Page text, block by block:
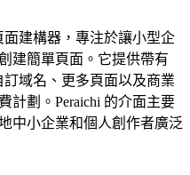
面建構器，專注於讓小型企
建簡單頁面。它提供帶有
訂域名、更多頁面以及商業
計劃。Peraichi 的介面主要
中小企業和個人創作者廣泛